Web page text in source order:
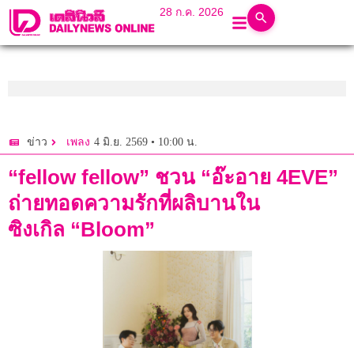
28 ก.ค. 2026
ข่าว เพลง 4 มิ.ย. 2569 • 10:00 น.
“fellow fellow” ชวน “อ๊ะอาย 4EVE”
ถ่ายทอดความรักที่ผลิบานใน
ซิงเกิล “Bloom”